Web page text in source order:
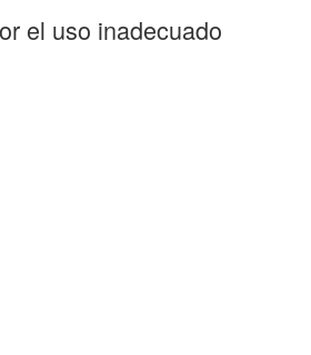
el uso inadecuado